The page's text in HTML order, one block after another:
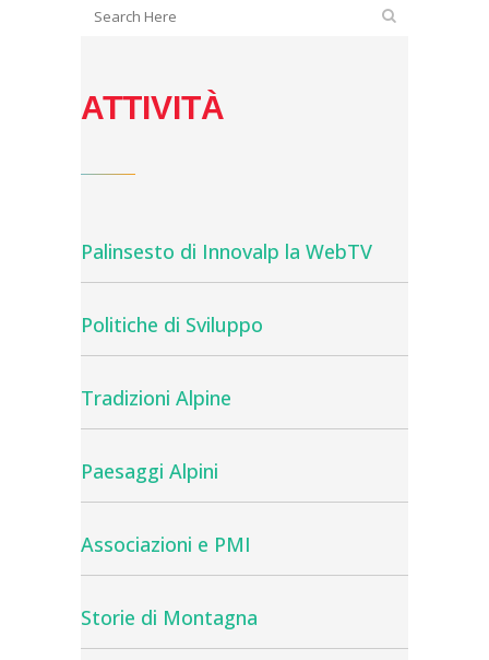
ATTIVITÀ
Palinsesto di Innovalp la WebTV
Politiche di Sviluppo
Tradizioni Alpine
Paesaggi Alpini
Associazioni e PMI
Storie di Montagna